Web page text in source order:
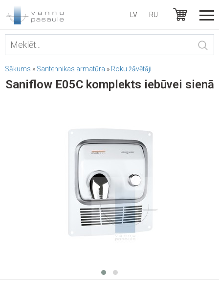
LV RU
Sākums » Santehnikas armatūra » Roku žāvētāji
Saniflow E05C komplekts iebūvei sienā